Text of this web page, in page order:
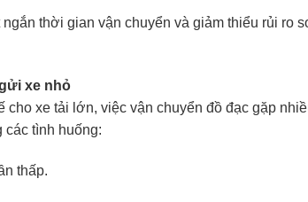
ngắn thời gian vận chuyển và giảm thiểu rủi ro
xe nhỏ
xe tải lớn, việc vận chuyển đồ đạc gặp
các tình huống:
thấp.